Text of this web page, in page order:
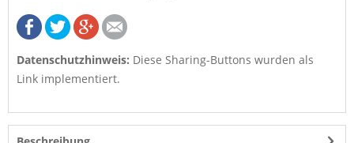
Datenschutzhinweis: Diese Sharing-Buttons wurden als
Link implementiert.